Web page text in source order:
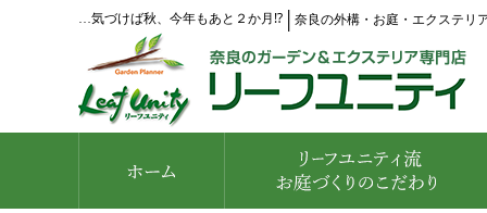
…気づけば秋、今年もあと２か月⁉ 奈良の外構・お庭・エクステリ